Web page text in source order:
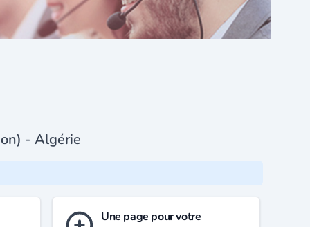
- Algérie
Une page pour votre